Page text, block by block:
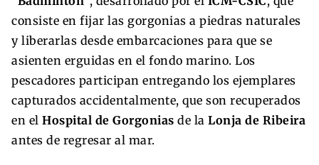
consiste en fijar las gorgonias a piedras naturales
y liberarlas desde embarcaciones para que se
asienten erguidas en el fondo marino. Los
pescadores participan entregando los ejemplares
capturados accidentalmente, que son recuperados
en el Hospital de Gorgonias de la Lonja de Ribeira
antes de regresar al mar.